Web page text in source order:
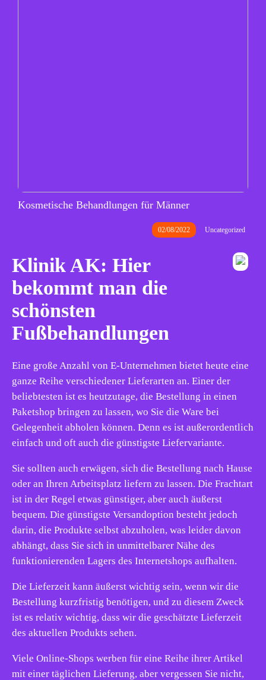
Kosmetische Behandlungen für Männer
02/08/2022 Uncategorized
Klinik AK: Hier
bekommt man die
schönsten
Fußbehandlungen
Eine große Anzahl von E-Unternehmen bietet heute eine
ganze Reihe verschiedener Lieferarten an. Einer der
beliebtesten ist es heutzutage, die Bestellung in einen
Paketshop bringen zu lassen, wo Sie die Ware bei
Gelegenheit abholen können. Denn es ist außerordentlich
einfach und oft auch die günstigste Liefervariante.
Sie sollten auch erwägen, sich die Bestellung nach Hause
oder an Ihren Arbeitsplatz liefern zu lassen. Die Frachtart
ist in der Regel etwas günstiger, aber auch äußerst
bequem. Die günstigste Versandoption besteht jedoch
darin, die Produkte selbst abzuholen, was leider davon
abhängt, dass Sie sich in unmittelbarer Nähe des
funktionierenden Lagers des Internetshops aufhalten.
Die Lieferzeit kann äußerst wichtig sein, wenn wir die
Bestellung kurzfristig benötigen, und zu diesem Zweck
ist es relativ wichtig, dass wir die geschätzte Lieferzeit
des aktuellen Produkts sehen.
Viele Online-Shops werben für eine Reihe ihrer Artikel
mit einer täglichen Lieferung, aber vergessen Sie nicht,